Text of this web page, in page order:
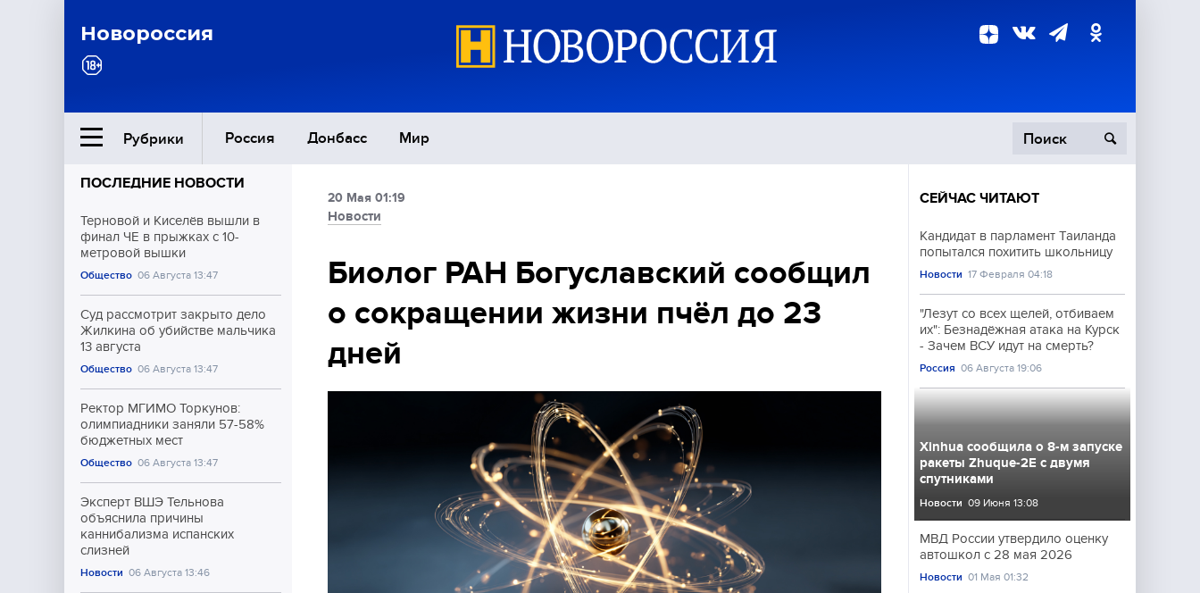
Новороссия
Рубрики Россия Донбасс Мир
Ближний Восток
Общество
Экономика
Происшествия
Культура
Спорт
ПОСЛЕДНИЕ НОВОСТИ
Терновой и Киселёв вышли в
финал ЧЕ в прыжках с 10-
метровой вышки
Общество 06 Августа 13:47
Суд рассмотрит закрыто дело
Жилкина об убийстве мальчика
13 августа
Общество 06 Августа 13:47
Ректор МГИМО Торкунов:
олимпиадники заняли 57-58%
бюджетных мест
Общество 06 Августа 13:47
Эксперт ВШЭ Тельнова
объяснила причины
каннибализма испанских
слизней
Новости 06 Августа 13:46
20 Мая 01:19
Новости
Биолог РАН Богуславский сообщил
о сокращении жизни пчёл до 23
дней
СЕЙЧАС ЧИТАЮТ
Кандидат в парламент Таиланда
попытался похитить школьницу
Новости 17 Февраля 04:18
"Лезут со всех щелей, отбиваем
их": Безнадёжная атака на Курск
- Зачем ВСУ идут на смерть?
Россия 06 Августа 19:06
Xinhua сообщила о 8-м запуске
ракеты Zhuque-2E с двумя
спутниками
Новости 09 Июня 13:08
МВД России утвердило оценку
автошкол с 28 мая 2026
Новости 01 Мая 01:32